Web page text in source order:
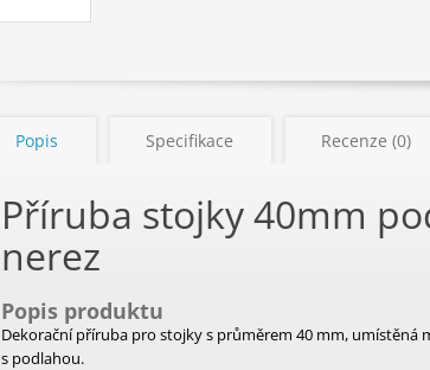
Popis Specifikace Recenze (0)
Příruba stojky 40mm
nerez
Popis produktu
Dekorační příruba pro stojky s průměrem 40 mm,
s podlahou.